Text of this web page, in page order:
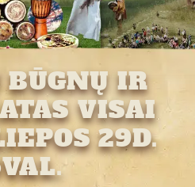
IR
VISAI
29D.